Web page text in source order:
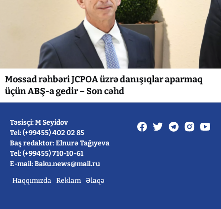
Mossad rəhbəri JCPOA üzrə danışıqlar aparmaq
üçün ABŞ-a gedir – Son cəhd
Təsisçi: M Seyidov
Tel: (+99455) 402 02 85
Baş redaktor: Elnurə Tağıyeva
Tel: (+99455) 710-10-61
E-mail: Baku.news@mail.ru
Haqqımızda Reklam Əlaqə